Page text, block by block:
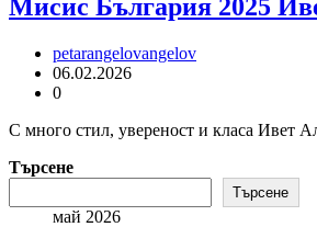
Мисис България 2025
petarangelovangelov
06.02.2026
0
С много стил, увереност и класа Ивет
Търсене
Търсене
май 2026